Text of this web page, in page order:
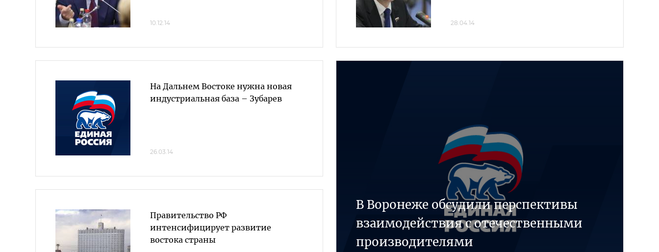
10.12.14 28.04.14
На Дальнем Востоке нужна новая
индустриальная база – Зубарев
26.03.14
Правительство РФ
интенсифицирует развитие
востока страны
В Воронеже обсудили перспективы
взаимодействия с отечественными
производителями